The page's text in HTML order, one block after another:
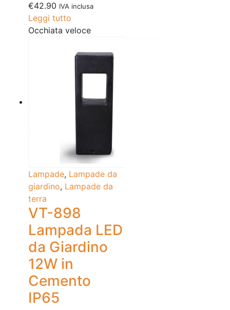
€42.90 IVA inclusa
Leggi tutto
Occhiata veloce
Lampade, Lampade da
giardino, Lampade da
terra
VT-898
Lampada LED
da Giardino
12W in
Cemento
IP65